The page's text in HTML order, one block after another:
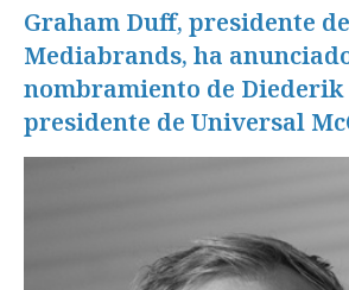
Graham Duff, presidente
Mediabrands, ha
nombramiento de
presidente de Universal